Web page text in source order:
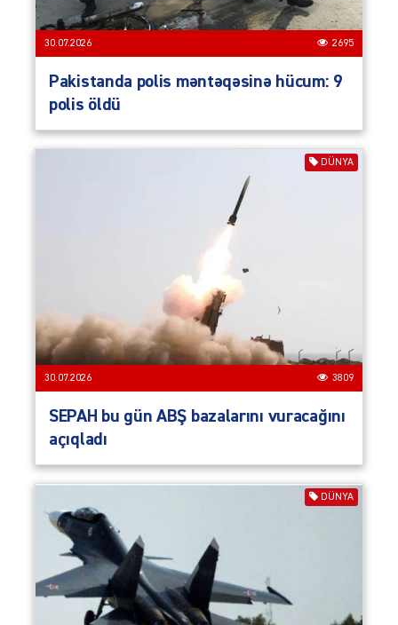
30.07.2026 2695
Pakistanda polis məntəqəsinə hücum: 9
polis öldü
DÜNYA
30.07.2026 3809
SEPAH bu gün ABŞ bazalarını vuracağını
açıqladı
DÜNYA